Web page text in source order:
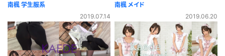
南楓 学生服系
2019.07.14
南楓 メイド
2019.06.20